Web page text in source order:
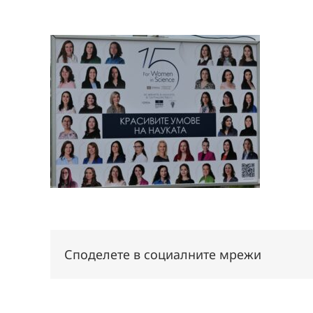
Споделете в социалните мрежи